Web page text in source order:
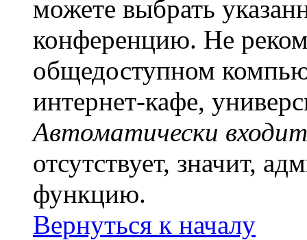
можете выбрать
конференцию. Не
общедоступном
интернет-кафе,
Автоматически
отсутствует, значит,
функцию.
Вернуться к началу